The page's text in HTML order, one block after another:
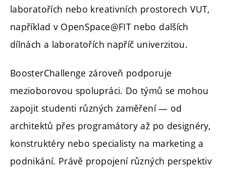
laboratořích nebo kreativních prostorech VUT,
například v OpenSpace@FIT nebo dalších
dílnách a laboratořích napříč univerzitou.
BoosterChallenge zároveň podporuje
mezioborovou spolupráci. Do týmů se mohou
zapojit studenti různých zaměření — od
architektů přes programátory až po designéry,
konstruktéry nebo specialisty na marketing a
podnikání. Právě propojení různých perspektiv